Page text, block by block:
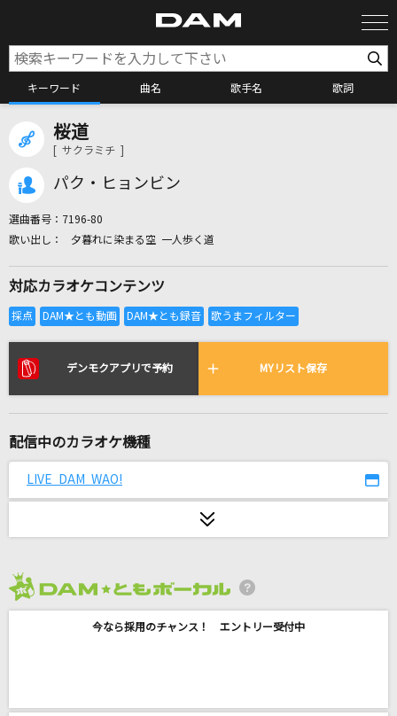
キーワード 曲名 歌手名 歌詞
全国りれき
リアルタイムで歌われている曲の一覧
[生音]純恋歌(十周年記念 横浜スタジアム伝説)
[生音]TRUE LOVE
桜道
[ サクラミチ ]
パク・ヒョンビン
選曲番号： 7196-80
夕暮れに染まる空 一人歩く道
対応カラオケコンテンツ
デンモクアプリで予約 MYリスト保存
配信中のカラオケ機種
LIVE DAM WAO!
今なら採用のチャンス！ エントリー受付中